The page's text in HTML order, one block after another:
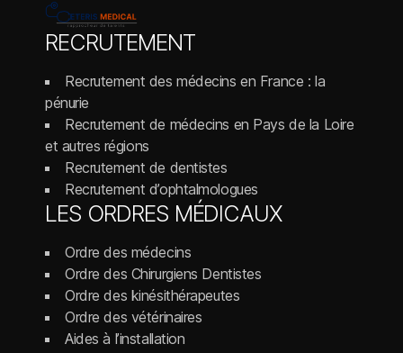
RECRUTEMENT
Recrutement des médecins en France : la
pénurie
Recrutement de médecins en Pays de la Loire
et autres régions
Recrutement de dentistes
Recrutement d’ophtalmologues
LES ORDRES MÉDICAUX
Ordre des médecins
Ordre des Chirurgiens Dentistes
Ordre des kinésithérapeutes
Ordre des vétérinaires
Aides à l’installation